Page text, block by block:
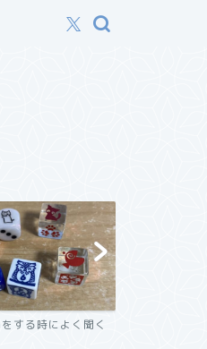
する時によく聞く